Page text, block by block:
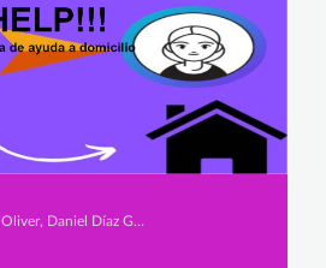
Secundaria, José Jiménez Oliver, Daniel Díaz Grande y Adrian Soto Hernández